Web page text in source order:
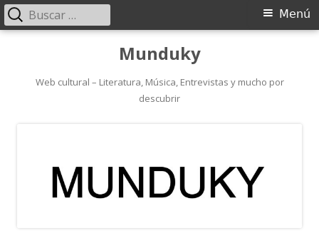
contenido
Munduky
Web cultural – Literatura, Música, Entrevistas y mucho por
descubrir
Menú
Menú
Buscar: